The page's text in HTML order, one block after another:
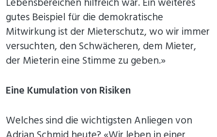
Lebensbereichen hilfreich war. Ein weiteres
gutes Beispiel für die demokratische
Mitwirkung ist der Mieterschutz, wo wir immer
versuchten, den Schwächeren, dem Mieter,
der Mieterin eine Stimme zu geben.»
Eine Kumulation von Risiken
Welches sind die wichtigsten Anliegen von